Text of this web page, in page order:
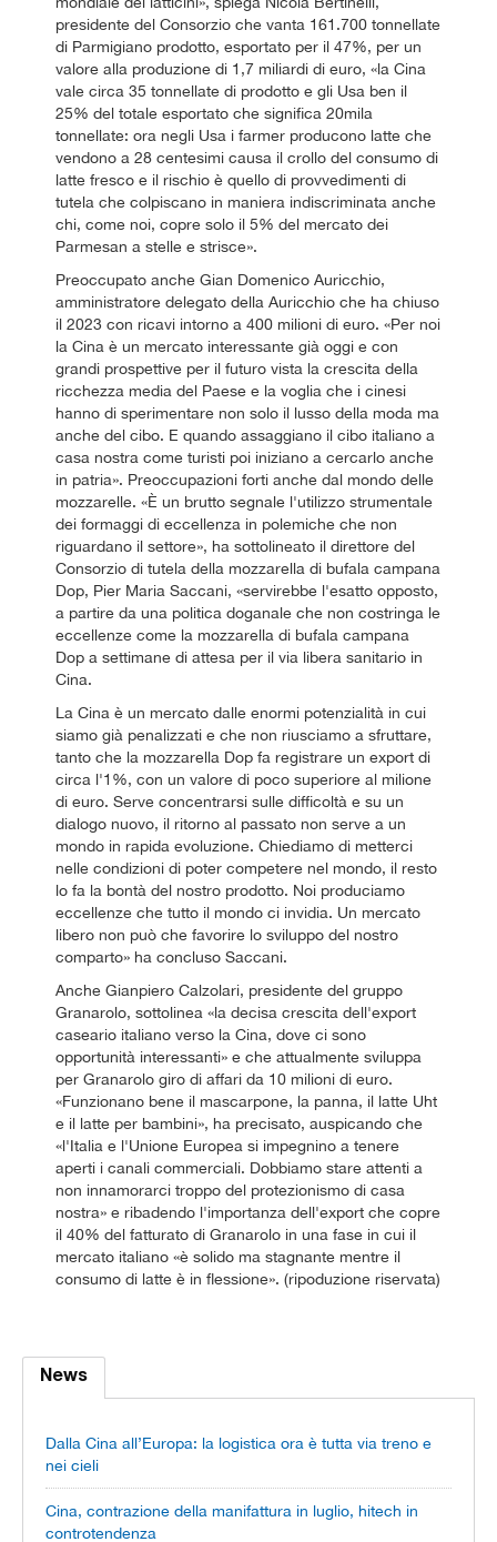
presidente del Consorzio che vanta 161.700 tonnellate
di Parmigiano prodotto, esportato per il 47%, per un
valore alla produzione di 1,7 miliardi di euro, «la Cina
vale circa 35 tonnellate di prodotto e gli Usa ben il
25% del totale esportato che significa 20mila
tonnellate: ora negli Usa i farmer producono latte che
vendono a 28 centesimi causa il crollo del consumo di
latte fresco e il rischio è quello di provvedimenti di
tutela che colpiscano in maniera indiscriminata anche
chi, come noi, copre solo il 5% del mercato dei
Parmesan a stelle e strisce».
Preoccupato anche Gian Domenico Auricchio,
amministratore delegato della Auricchio che ha chiuso
il 2023 con ricavi intorno a 400 milioni di euro. «Per noi
la Cina è un mercato interessante già oggi e con
grandi prospettive per il futuro vista la crescita della
ricchezza media del Paese e la voglia che i cinesi
hanno di sperimentare non solo il lusso della moda ma
anche del cibo. E quando assaggiano il cibo italiano a
casa nostra come turisti poi iniziano a cercarlo anche
in patria». Preoccupazioni forti anche dal mondo delle
mozzarelle. «È un brutto segnale l'utilizzo strumentale
dei formaggi di eccellenza in polemiche che non
riguardano il settore», ha sottolineato il direttore del
Consorzio di tutela della mozzarella di bufala campana
Dop, Pier Maria Saccani, «servirebbe l'esatto opposto,
a partire da una politica doganale che non costringa le
eccellenze come la mozzarella di bufala campana
Dop a settimane di attesa per il via libera sanitario in
Cina.
La Cina è un mercato dalle enormi potenzialità in cui
siamo già penalizzati e che non riusciamo a sfruttare,
tanto che la mozzarella Dop fa registrare un export di
circa l'1%, con un valore di poco superiore al milione
di euro. Serve concentrarsi sulle difficoltà e su un
dialogo nuovo, il ritorno al passato non serve a un
mondo in rapida evoluzione. Chiediamo di metterci
nelle condizioni di poter competere nel mondo, il resto
lo fa la bontà del nostro prodotto. Noi produciamo
eccellenze che tutto il mondo ci invidia. Un mercato
libero non può che favorire lo sviluppo del nostro
comparto» ha concluso Saccani.
Anche Gianpiero Calzolari, presidente del gruppo
Granarolo, sottolinea «la decisa crescita dell'export
caseario italiano verso la Cina, dove ci sono
opportunità interessanti» e che attualmente sviluppa
per Granarolo giro di affari da 10 milioni di euro.
«Funzionano bene il mascarpone, la panna, il latte Uht
e il latte per bambini», ha precisato, auspicando che
«l'Italia e l'Unione Europea si impegnino a tenere
aperti i canali commerciali. Dobbiamo stare attenti a
non innamorarci troppo del protezionismo di casa
nostra» e ribadendo l'importanza dell'export che copre
il 40% del fatturato di Granarolo in una fase in cui il
mercato italiano «è solido ma stagnante mentre il
consumo di latte è in flessione». (ripoduzione riservata)
News
Dalla Cina all’Europa: la logistica ora è tutta via treno e
nei cieli
Cina, contrazione della manifattura in luglio, hitech in
controtendenza